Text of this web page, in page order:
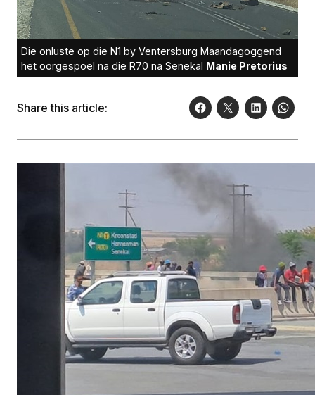
Die onluste op die N1 by Ventersburg Maandagoggend
het oorgespoel na die R70 na Senekal Manie Pretorius
Share this article: